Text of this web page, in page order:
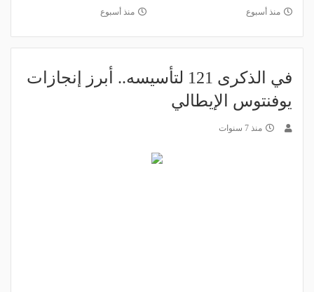
منذ أسبوع منذ أسبوع
في الذكرى 121 لتأسيسه.. أبرز إنجازات
يوفنتوس الإيطالي
منذ 7 سنوات